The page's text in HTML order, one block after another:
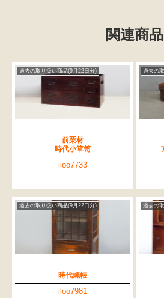
関連商品
過去の取り扱い商品(9月22日分)
前栗材
時代小箪笥
iloo7733
過去の
過去の取り扱い商品(9月22日分)
時代蠅帳
iloo7981
過去の
人気の検索キーワ
2557 2471 2678